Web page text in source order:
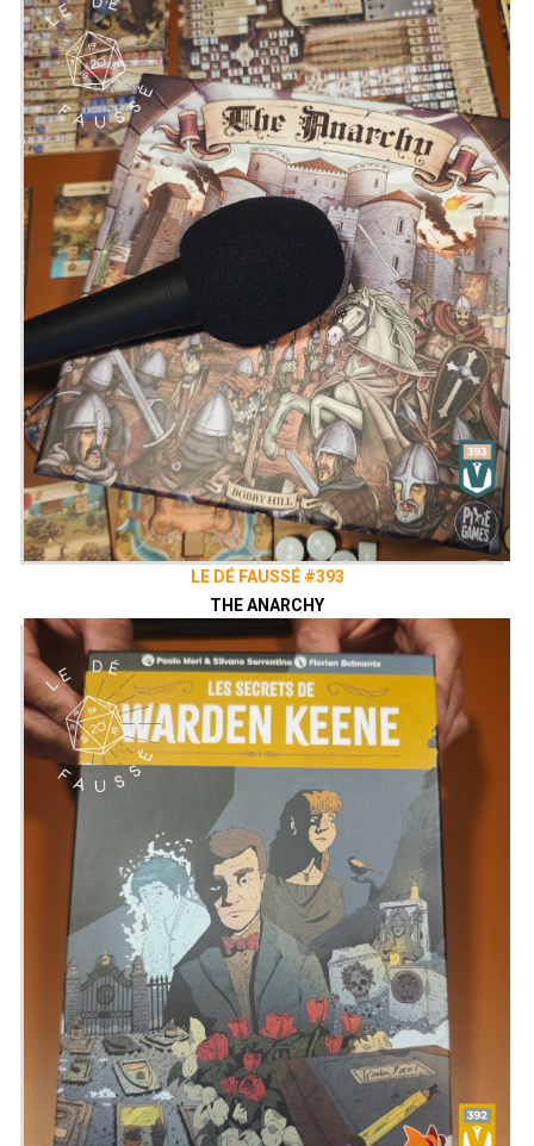
LE DÉ FAUSSÉ #393
THE ANARCHY